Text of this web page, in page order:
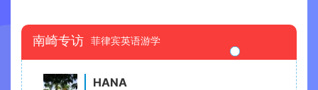
南崎专访 菲律宾英语游学
HANA